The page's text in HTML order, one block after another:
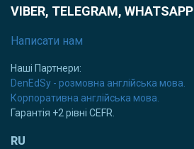
VIBER, TELEGRAM, WHATSAPP
Написати нам
Наші Партнери:
DenEdSy - розмовна англійська мова.
Корпоративна англійська мова.
Гарантія +2 рівні CEFR.
RU